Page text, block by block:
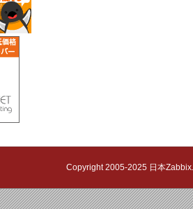
Copyright 2005-2025 日本